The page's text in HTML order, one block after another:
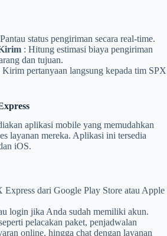
status pengiriman secara real-time.
: Hitung estimasi biaya pengiriman
dan tujuan.
Kirim pertanyaan langsung kepada tim SPX
aplikasi mobile yang memudahkan
layanan mereka. Aplikasi ini tersedia
iOS.
Express dari Google Play Store atau Apple
login jika Anda sudah memiliki akun.
pelacakan paket, penjadwalan
online, hingga chat dengan layanan